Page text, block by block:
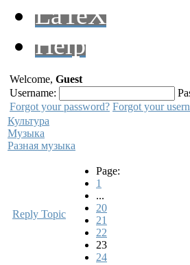
LaTeX
Help
Welcome, Guest
Username:
Forgot your password? Forgot your
Культура
Музыка
Разная музыка
Reply Topic
Page:
1
...
20
21
22
23
24